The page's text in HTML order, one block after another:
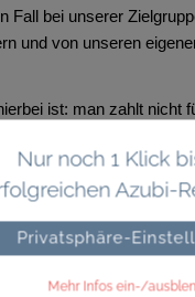
Fall bei unserer
und von unseren
ist: man zahlt nicht
up). Wir arbeiten für
Agentur zusammen, die
Kosten unterteilen
Jahr für acht
wider?
Nur noch 1 Klick
Azubi-
Privatsphäre-
Mehr Infos ein-/